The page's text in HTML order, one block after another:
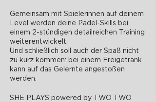
Gemeinsam mit Spielerinnen auf deinem
Level werden deine Padel-Skills bei
einem 2-stündigen detailreichen Training
weiterentwickelt.
Und schließlich soll auch der Spaß nicht
zu kurz kommen: bei einem Freigetränk
kann auf das Gelernte angestoßen
werden.
SHE PLAYS powered by TWO TWO